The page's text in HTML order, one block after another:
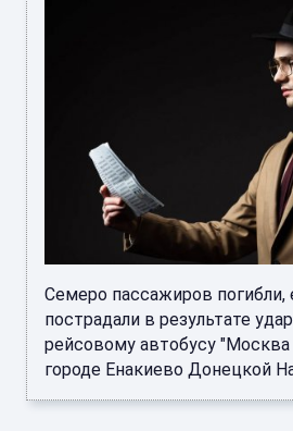
Семеро пассажиров погибли,
пострадали в результате
рейсовому автобусу
городе Енакиево Донецкой